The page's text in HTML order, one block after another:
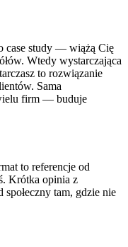
case study — wiążą Cię
Wtedy wystarczająca
to rozwiązanie
Sama
firm — buduje
to referencje od
Krótka opinia z
tam, gdzie nie